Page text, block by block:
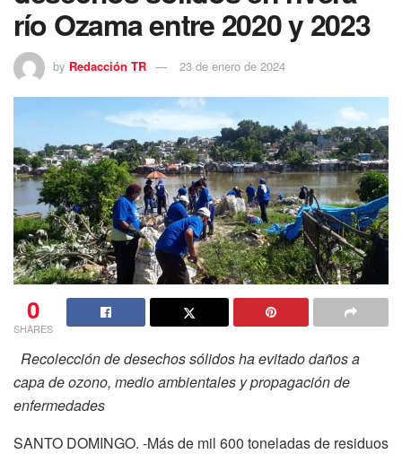
río Ozama entre 2020 y 2023
by Redacción TR 23 de enero de 2024
0
SHARES
Recolección de desechos sólidos ha evitado daños a
capa de ozono, medio ambientales y propagación de
enfermedades
SANTO DOMINGO. -Más de mil 600 toneladas de residuos